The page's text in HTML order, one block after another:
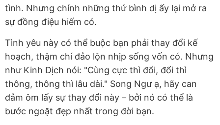
tình. Nhưng chính những thứ bình dị ấy lại mở ra
sự đồng điệu hiếm có.
Tình yêu này có thể buộc bạn phải thay đổi kế
hoạch, thậm chí đảo lộn nhịp sống vốn có. Nhưng
như Kinh Dịch nói: "Cùng cực thì đổi, đổi thì
thông, thông thì lâu dài." Song Ngư ạ, hãy can
đảm ôm lấy sự thay đổi này – bởi nó có thể là
bước ngoặt đẹp nhất trong đời bạn.